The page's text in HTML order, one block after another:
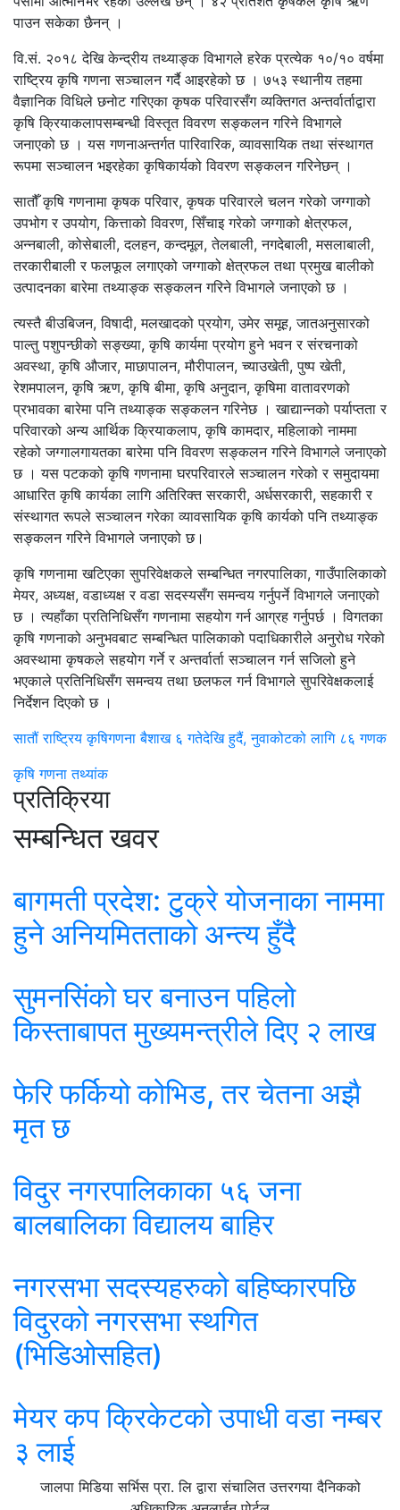
पाउन सकेका छैनन् ।
वि.सं. २०१८ देखि केन्द्रीय तथ्याङ्क विभागले हरेक प्रत्येक १०/१० वर्षमा
राष्ट्रिय कृषि गणना सञ्चालन गर्दै आइरहेको छ । ७५३ स्थानीय तहमा
वैज्ञानिक विधिले छनोट गरिएका कृषक परिवारसँग व्यक्तिगत अन्तर्वार्ताद्वारा
कृषि क्रियाकलापसम्बन्धी विस्तृत विवरण सङ्कलन गरिने विभागले
जनाएको छ । यस गणनाअन्तर्गत पारिवारिक, व्यावसायिक तथा संस्थागत
रूपमा सञ्चालन भइरहेका कृषिकार्यको विवरण सङ्कलन गरिनेछन् ।
सातौँ कृषि गणनामा कृषक परिवार, कृषक परिवारले चलन गरेको जग्गाको
उपभोग र उपयोग, कित्ताको विवरण, सिँचाइ गरेको जग्गाको क्षेत्रफल,
अन्नबाली, कोसेबाली, दलहन, कन्दमूल, तेलबाली, नगदेबाली, मसलाबाली,
तरकारीबाली र फलफूल लगाएको जग्गाको क्षेत्रफल तथा प्रमुख बालीको
उत्पादनका बारेमा तथ्याङ्क सङ्कलन गरिने विभागले जनाएको छ ।
त्यस्तै बीउबिजन, विषादी, मलखादको प्रयोग, उमेर समूह, जातअनुसारको
पाल्तु पशुपन्छीको सङ्ख्या, कृषि कार्यमा प्रयोग हुने भवन र संरचनाको
अवस्था, कृषि औजार, माछापालन, मौरीपालन, च्याउखेती, पुष्प खेती,
रेशमपालन, कृषि ऋण, कृषि बीमा, कृषि अनुदान, कृषिमा वातावरणको
प्रभावका बारेमा पनि तथ्याङ्क सङ्कलन गरिनेछ । खाद्यान्नको पर्याप्तता र
परिवारको अन्य आर्थिक क्रियाकलाप, कृषि कामदार, महिलाको नाममा
रहेको जग्गालगायतका बारेमा पनि विवरण सङ्कलन गरिने विभागले जनाएको
छ । यस पटकको कृषि गणनामा घरपरिवारले सञ्चालन गरेको र समुदायमा
आधारित कृषि कार्यका लागि अतिरिक्त सरकारी, अर्धसरकारी, सहकारी र
संस्थागत रूपले सञ्चालन गरेका व्यावसायिक कृषि कार्यको पनि तथ्याङ्क
सङ्कलन गरिने विभागले जनाएको छ।
कृषि गणनामा खटिएका सुपरिवेक्षकले सम्बन्धित नगरपालिका, गाउँपालिकाको
मेयर, अध्यक्ष, वडाध्यक्ष र वडा सदस्यसँग समन्वय गर्नुपर्ने विभागले जनाएको
छ । त्यहाँका प्रतिनिधिसँग गणनामा सहयोग गर्न आग्रह गर्नुपर्छ । विगतका
कृषि गणनाको अनुभवबाट सम्बन्धित पालिकाको पदाधिकारीले अनुरोध गरेको
अवस्थामा कृषकले सहयोग गर्ने र अन्तर्वार्ता सञ्चालन गर्न सजिलो हुने
भएकाले प्रतिनिधिसँग समन्वय तथा छलफल गर्न विभागले सुपरिवेक्षकलाई
निर्देशन दिएको छ ।
सातौं राष्ट्रिय कृषिगणना बैशाख ६ गतेदेखि हुदैं, नुवाकोटको लागि ८६ गणक
कृषि गणनातथ्यांक
प्रतिक्रिया
सम्बन्धित खवर
बागमती प्रदेश: टुक्रे योजनाका नाममा
हुने अनियमितताको अन्त्य हुँदै
सुमनसिंको घर बनाउन पहिलो
किस्ताबापत मुख्यमन्त्रीले दिए २ लाख
फेरि फर्कियो कोभिड, तर चेतना अझै
मृत छ
विदुर नगरपालिकाका ५६ जना
बालबालिका विद्यालय बाहिर
नगरसभा सदस्यहरुको बहिष्कारपछि
विदुरको नगरसभा स्थगित
(भिडिओसहित)
मेयर कप क्रिकेटको उपाधी वडा नम्बर
३ लाई
जालपा मिडिया सर्भिस प्रा. लि द्वारा संचालित उत्तरगया दैनिकको